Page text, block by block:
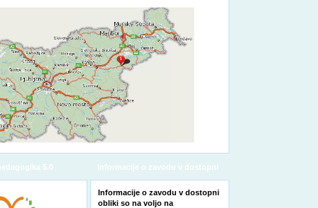
5.0 Informacije o zavodu v dostopni
oblikiInformacije o zavodu v dostopni
obliki so na voljo na